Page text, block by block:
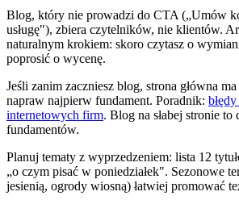
Blog, który nie prowadzi do CTA („Umów
usługę"), zbiera czytelników, nie klientów.
naturalnym krokiem: skoro czytasz o
poprosić o wycenę.
Jeśli zanim zaczniesz blog, strona główna
napraw najpierw fundament. Poradnik:
internetowych firm. Blog na słabej stronie to
fundamentów.
Planuj tematy z wyprzedzeniem: lista 12
„o czym pisać w poniedziałek". Sezonowe
jesienią, ogrody wiosną) łatwiej promować